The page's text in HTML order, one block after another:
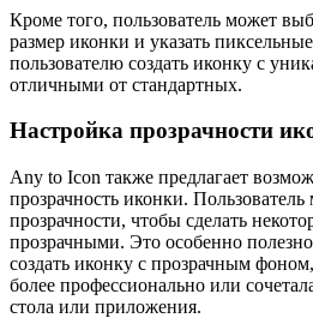
Кроме того, пользователь может
размер иконки и указать
пользователю создать иконку с
отличными от стандартных.
Настройка прозрачности
Any to Icon также предлагает
прозрачность иконки. Пользователь
прозрачности, чтобы сделать
прозрачными. Это особенно
создать иконку с прозрачным
более профессионально или
стола или приложения.